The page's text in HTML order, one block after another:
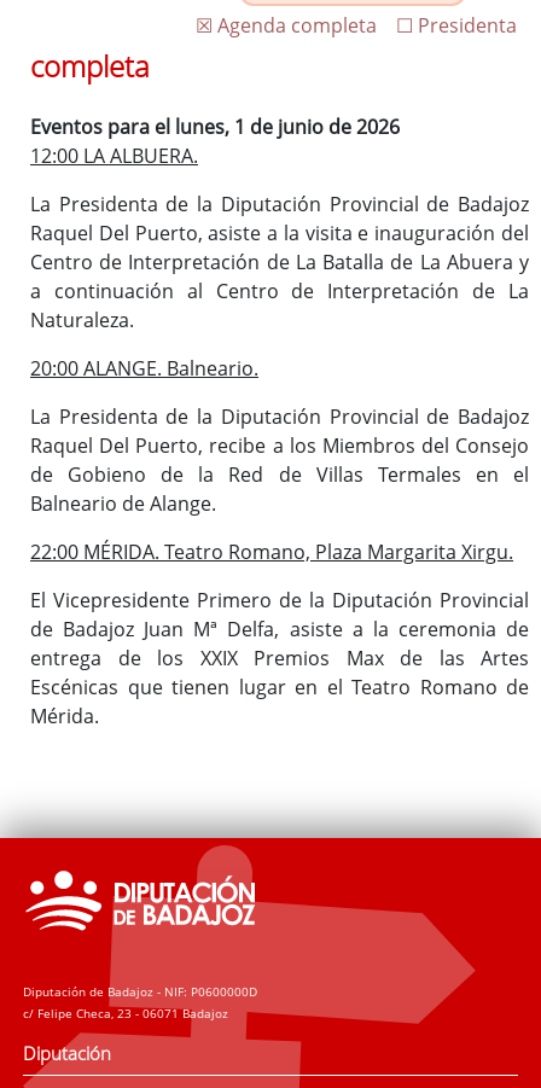
☐ Presidenta
☒ Agenda completa
completa
Eventos para el lunes, 1 de junio de 2026
12:00 LA ALBUERA.
La Presidenta de la Diputación Provincial de Badajoz
Raquel Del Puerto, asiste a la visita e inauguración del
Centro de Interpretación de La Batalla de La Abuera y
a continuación al Centro de Interpretación de La
Naturaleza.
20:00 ALANGE. Balneario.
La Presidenta de la Diputación Provincial de Badajoz
Raquel Del Puerto, recibe a los Miembros del Consejo
de Gobieno de la Red de Villas Termales en el
Balneario de Alange.
22:00 MÉRIDA. Teatro Romano, Plaza Margarita Xirgu.
El Vicepresidente Primero de la Diputación Provincial
de Badajoz Juan Mª Delfa, asiste a la ceremonia de
entrega de los XXIX Premios Max de las Artes
Escénicas que tienen lugar en el Teatro Romano de
Mérida.
Diputación de Badajoz - NIF: P0600000D
c/ Felipe Checa, 23 - 06071 Badajoz
Diputación